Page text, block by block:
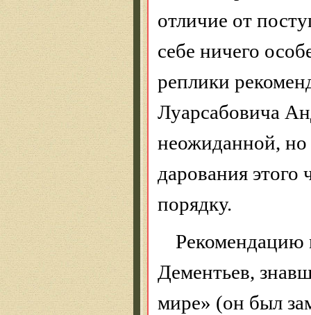
отличие от
себе ничего
реплики
Луарсабовича
неожиданной, но
дарования этого
порядку.
Рекомендацию
Дементьев,
мире» (он был